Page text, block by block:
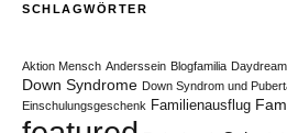
SCHLAGWÖRTER
Aktion Mensch Anderssein Blogfamilia
Down Syndrome Down Syndrom und
Einschulungsgeschenk Familienausflug